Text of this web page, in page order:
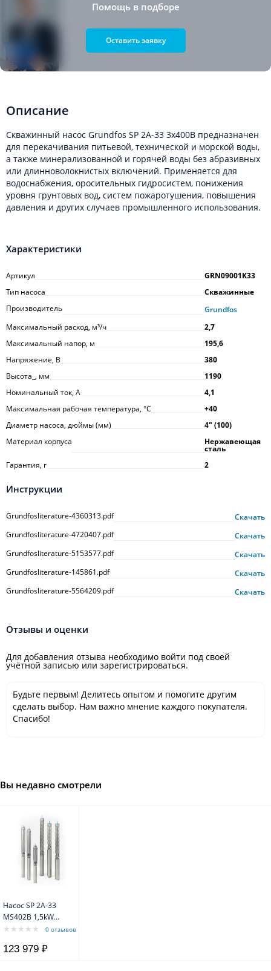
Помощь в подборе
Оставить заявку
Описание
Скважинный насос Grundfos SP 2A-33 3x400В предназначен
для перекачивания питьевой, технической и морской воды,
а также минерализованной и горячей воды без абразивных
или длинноволокнистых включений. Применяется для
водоснабжения, оросительных гидросистем, понижения
уровня грунтовых вод, систем пожаротушения, повышения
давления и других случаев промышленного использования.
Характеристики
Артикул
GRN09001K33
Тип насоса
Скважинные
Производитель
Grundfos
Максимальный расход, м³/ч
2,7
Максимальный напор, м
195,6
Напряжение, В
380
Высота_, мм
1190
Номинальный ток, А
4,1
Максимальная рабочая температура, °С
+40
Диаметр насоса, дюймы (мм)
4ʺ (100)
Материал корпуса
Нержавеющая
сталь
Гарантия, г
2
Инструкции
Grundfosliterature-4360313.pdf
Скачать
Grundfosliterature-4720407.pdf
Скачать
Grundfosliterature-5153577.pdf
Скачать
Grundfosliterature-145861.pdf
Скачать
Grundfosliterature-5564209.pdf
Скачать
Отзывы и оценки
Для добавления отзыва необходимо войти под своей
учётной записью или зарегистрироваться.
Будьте первым! Делитесь опытом и помогите другим
сделать выбор. Нам важно мнение каждого покупателя.
Спасибо!
Вы недавно смотрели
Насос SP 2A-33
MS402B 1,5kW
3x400V 50Hz0 отзывов
123 979 ₽